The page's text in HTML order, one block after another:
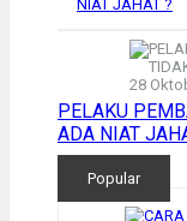
28
PELAKU
ADA NIAT
Popular